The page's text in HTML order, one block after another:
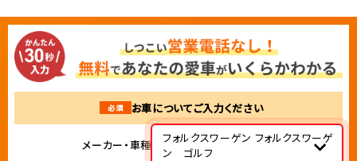
必須 お車についてご入力ください
メーカー・車種
フォルクスワーゲン フォルクスワーゲ
ン ゴルフ